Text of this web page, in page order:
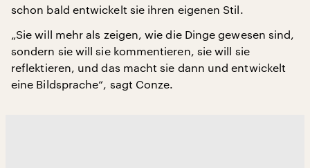
schon bald entwickelt sie ihren eigenen Stil.
„Sie will mehr als zeigen, wie die Dinge gewesen sind,
sondern sie will sie kommentieren, sie will sie
reflektieren, und das macht sie dann und entwickelt
eine Bildsprache“, sagt Conze.